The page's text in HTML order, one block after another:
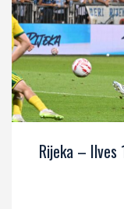
Rijeka – Ilves